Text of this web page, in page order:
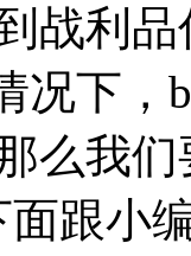
战利
况下
么我
跟小